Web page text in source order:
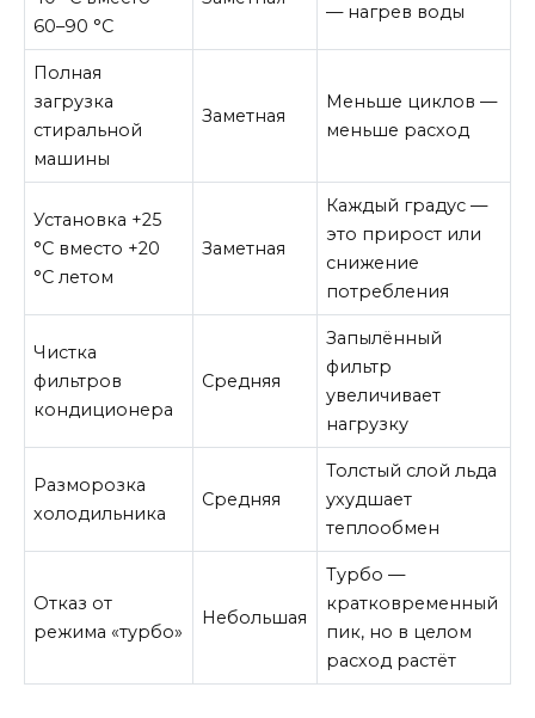
60–90 °C
— нагрев воды
Полная
загрузка
стиральной
машины
Заметная
Меньше циклов —
меньше расход
Установка +25
°C вместо +20
°C летом
Заметная
Каждый градус —
это прирост или
снижение
потребления
Чистка
фильтров
кондиционера
Средняя
Запылённый
фильтр
увеличивает
нагрузку
Разморозка
холодильника
Средняя
Толстый слой льда
ухудшает
теплообмен
Отказ от
режима «турбо»
Небольшая
Турбо —
кратковременный
пик, но в целом
расход растёт